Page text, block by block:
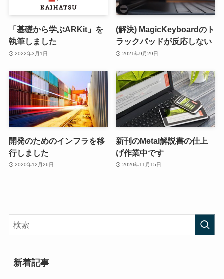
「基礎から学ぶARKit」を
執筆しました
2022年3月1日
(解決) MagicKeyboardのト
ラックパッドが反応しない
2021年9月29日
開発のためのインフラを移
行しました
2020年12月26日
新刊のMetal解説書の仕上
げ作業中です
2020年11月15日
新着記事